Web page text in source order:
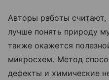
Авторы работы
лучше понять природу
также окажется
микросхем. Метод
дефекты и химические